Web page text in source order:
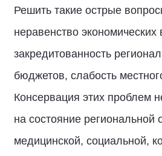
Решить такие острые
неравенство экономических
закредитованность
бюджетов, слабость
Консервация этих проблем
на состояние региональной
медицинской, социальной,